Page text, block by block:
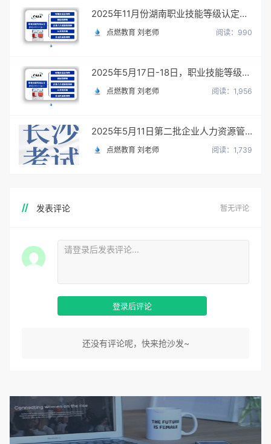
2025年11月份湖南职业技能等级认定考试
点燃教育 刘老师 阅读：990
2025年5月17日-18日，职业技能等级认定考试圆满落幕
点燃教育 刘老师 阅读：1,956
2025年5月11日第二批企业人力资源管理师考试地址
点燃教育 刘老师 阅读：1,739
发表评论 暂无评论
登录后评论
还没有评论呢，快来抢沙发~